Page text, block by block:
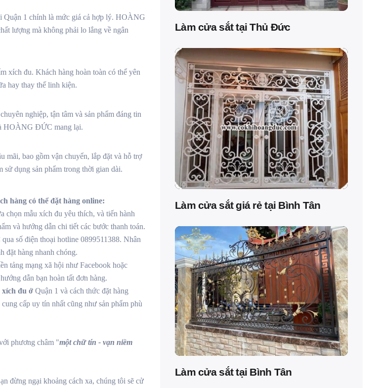
1 chính là mức giá cả hợp lý. HOÀNG
lượng mà không phải lo lắng về ngân
xích đu. Khách hàng hoàn toàn có thể yên
hay thay thế linh kiện.
nghiệp, tận tâm và sản phẩm đáng tin
HOÀNG ĐỨC mang lại.
bao gồm vận chuyển, lắp đặt và hỗ trợ
sử dụng sản phẩm trong thời gian dài.
hàng có thể đặt hàng online:
mẫu xích đu yêu thích, và tiến hành
và hướng dẫn chi tiết các bước thanh toán.
số điện thoại hotline 0899511388. Nhân
đặt hàng nhanh chóng.
tảng mạng xã hội như Facebook hoặc
dẫn bạn hoàn tất đơn hàng.
xích đu ở Quận 1 và cách thức đặt hàng
cấp uy tín nhất cũng như sản phẩm phù
phương châm "một chữ tín - vạn niềm
đừng ngại khoảng cách xa, chúng tôi sẽ cử
Làm cửa sắt tại Thủ Đức
Làm cửa sắt giá rẻ tại Bình Tân
Làm cửa sắt tại Bình Tân